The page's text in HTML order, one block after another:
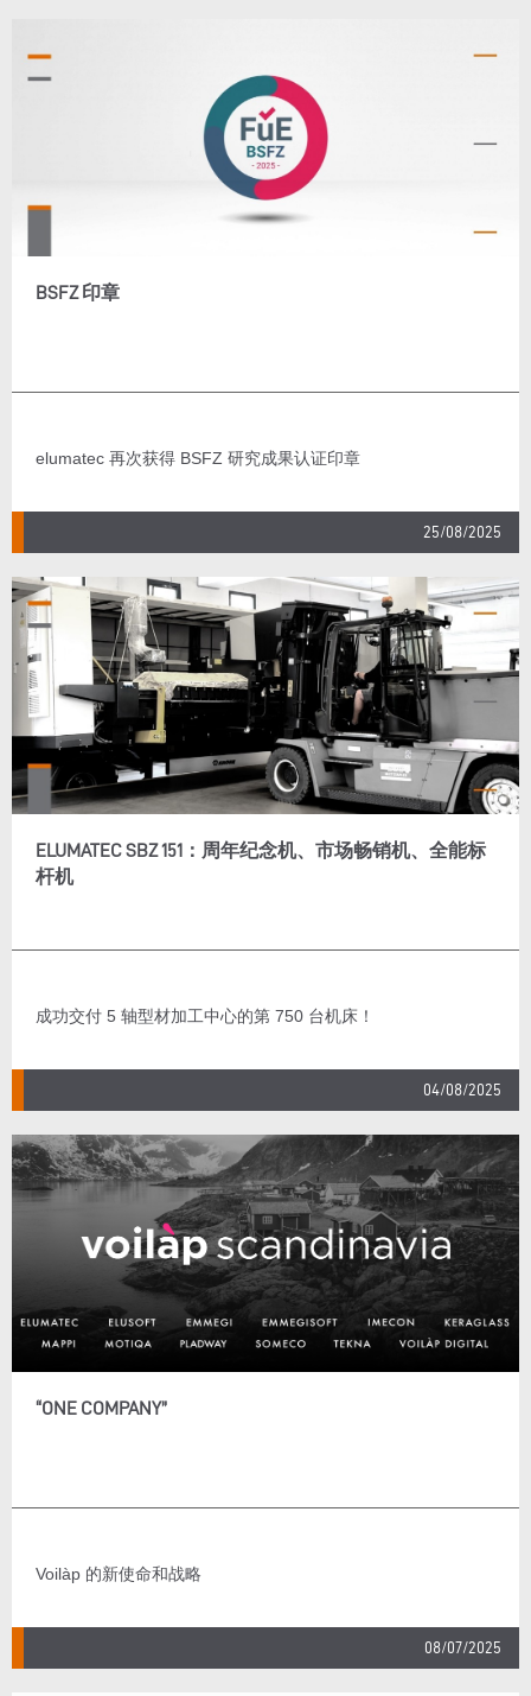
BSFZ 印章
elumatec 再次获得 BSFZ 研究成果认证印章
25/08/2025
ELUMATEC SBZ 151：周年纪念机、市场畅销机、全能标
杆机
成功交付 5 轴型材加工中心的第 750 台机床！
04/08/2025
“ONE COMPANY”
Voilàp 的新使命和战略
08/07/2025